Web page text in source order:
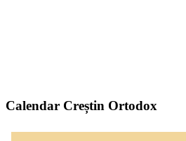
Calendar Creștin Ortodox